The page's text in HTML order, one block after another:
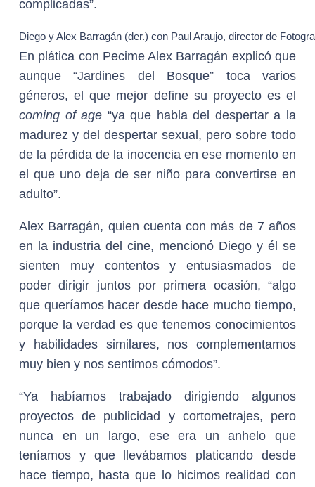
complicadas”.
Diego y Alex Barragán (der.) con Paul Araujo, director de
En plática con Pecime Alex Barragán explicó que
aunque “Jardines del Bosque” toca varios
géneros, el que mejor define su proyecto es el
coming of age “ya que habla del despertar a la
madurez y del despertar sexual, pero sobre todo
de la pérdida de la inocencia en ese momento en
el que uno deja de ser niño para convertirse en
adulto”.
Alex Barragán, quien cuenta con más de 7 años
en la industria del cine, mencionó Diego y él se
sienten muy contentos y entusiasmados de
poder dirigir juntos por primera ocasión, “algo
que queríamos hacer desde hace mucho tiempo,
porque la verdad es que tenemos conocimientos
y habilidades similares, nos complementamos
muy bien y nos sentimos cómodos”.
“Ya habíamos trabajado dirigiendo algunos
proyectos de publicidad y cortometrajes, pero
nunca en un largo, ese era un anhelo que
teníamos y que llevábamos platicando desde
hace tiempo, hasta que lo hicimos realidad con